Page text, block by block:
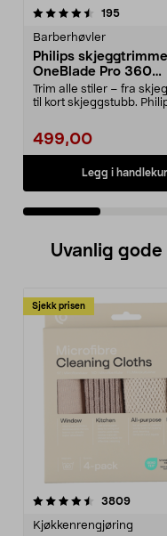
195
Barberhøvler
Philips
OneBlade Pro 360
QP6507/23
Trim alle stiler – fra
til kort skjeggstubb.
499,00
Legg i
3.5 av 5 stjerner
Uvanlig
Sjekk prisen
3809
Kjøkkenrengjøring
4.5av 5 stjerner